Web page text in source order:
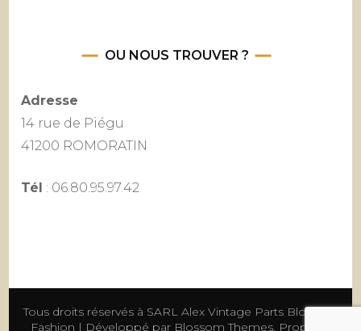
OU NOUS TROUVER ?
Adresse
14 rue de Piégu
41200 ROMORATIN
Tél : 06.80.95.97.42
Tous droits réservés à SARL Alex Vintage Parts Blossom
Fashion | Développé par Blossom Themes . Propulsé